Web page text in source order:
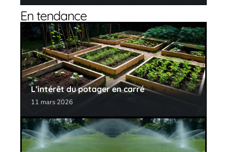
En tendance
L’intérêt du potager en carré
11 mars 2026